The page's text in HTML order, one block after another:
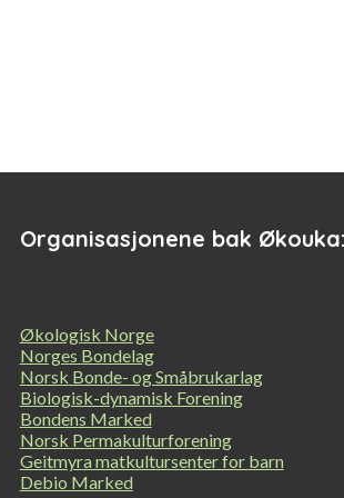
Organisasjonene bak
Økologisk Norge
Norges Bondelag
Norsk Bonde- og Småbrukarlag
Biologisk-dynamisk Forening
Bondens Marked
Norsk Permakulturforening
Geitmyra matkultursenter for barn
Debio Marked